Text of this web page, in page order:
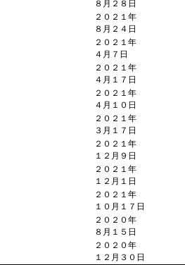
８月２８日
２０２１年
８月２４日
２０２１年
４月７日
２０２１年
４月１７日
２０２１年
４月１０日
２０２１年
３月１７日
２０２１年
１２月９日
２０２１年
１２月１日
２０２１年
１０月１７日
２０２０年
８月１５日
２０２０年
１２月３０日